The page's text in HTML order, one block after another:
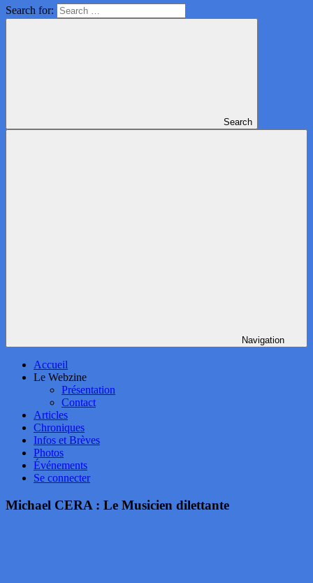
Search for:
Search
Navigation
Accueil
Le Webzine
Présentation
Contact
Articles
Chroniques
Infos et Brèves
Photos
Événements
Se connecter
Michael CERA : Le Musicien dilettante